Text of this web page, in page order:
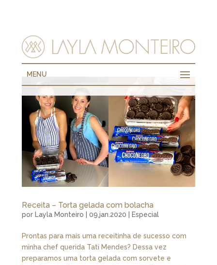
MENU
Receita – Torta gelada com bolacha
por Layla Monteiro 09.jan.2020 Especial
Prontas para mais uma receitinha de sucesso com
minha chef querida Tati Mendes? Dessa vez
preparamos uma torta gelada com sorvete e